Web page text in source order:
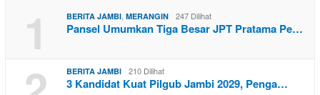
1 BERITA JAMBI, MERANGIN 247 Dilihat
Pansel Umumkan Tiga Besar JPT Pratama Pe…
BERITA JAMBI 210 Dilihat
3 Kandidat Kuat Pilgub Jambi 2029, Penga…